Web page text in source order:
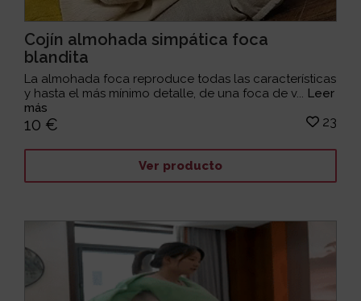
Cojín almohada simpática foca
blandita
La almohada foca reproduce todas las características
y hasta el más mínimo detalle, de una foca de v... Leer
más
10 € 23
Ver producto